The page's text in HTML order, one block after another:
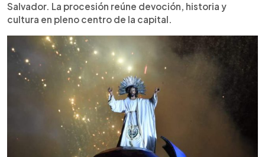
Salvador. La procesión reúne devoción, historia y
cultura en pleno centro de la capital.